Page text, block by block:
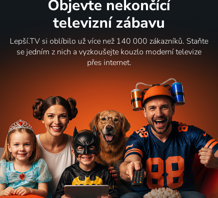
Objevte nekončící
televizní zábavu
Lepší.TV si oblíbilo už více než 140 000 zákazníků. Staňte
se jedním z nich a vyzkoušejte kouzlo moderní televize
přes internet.